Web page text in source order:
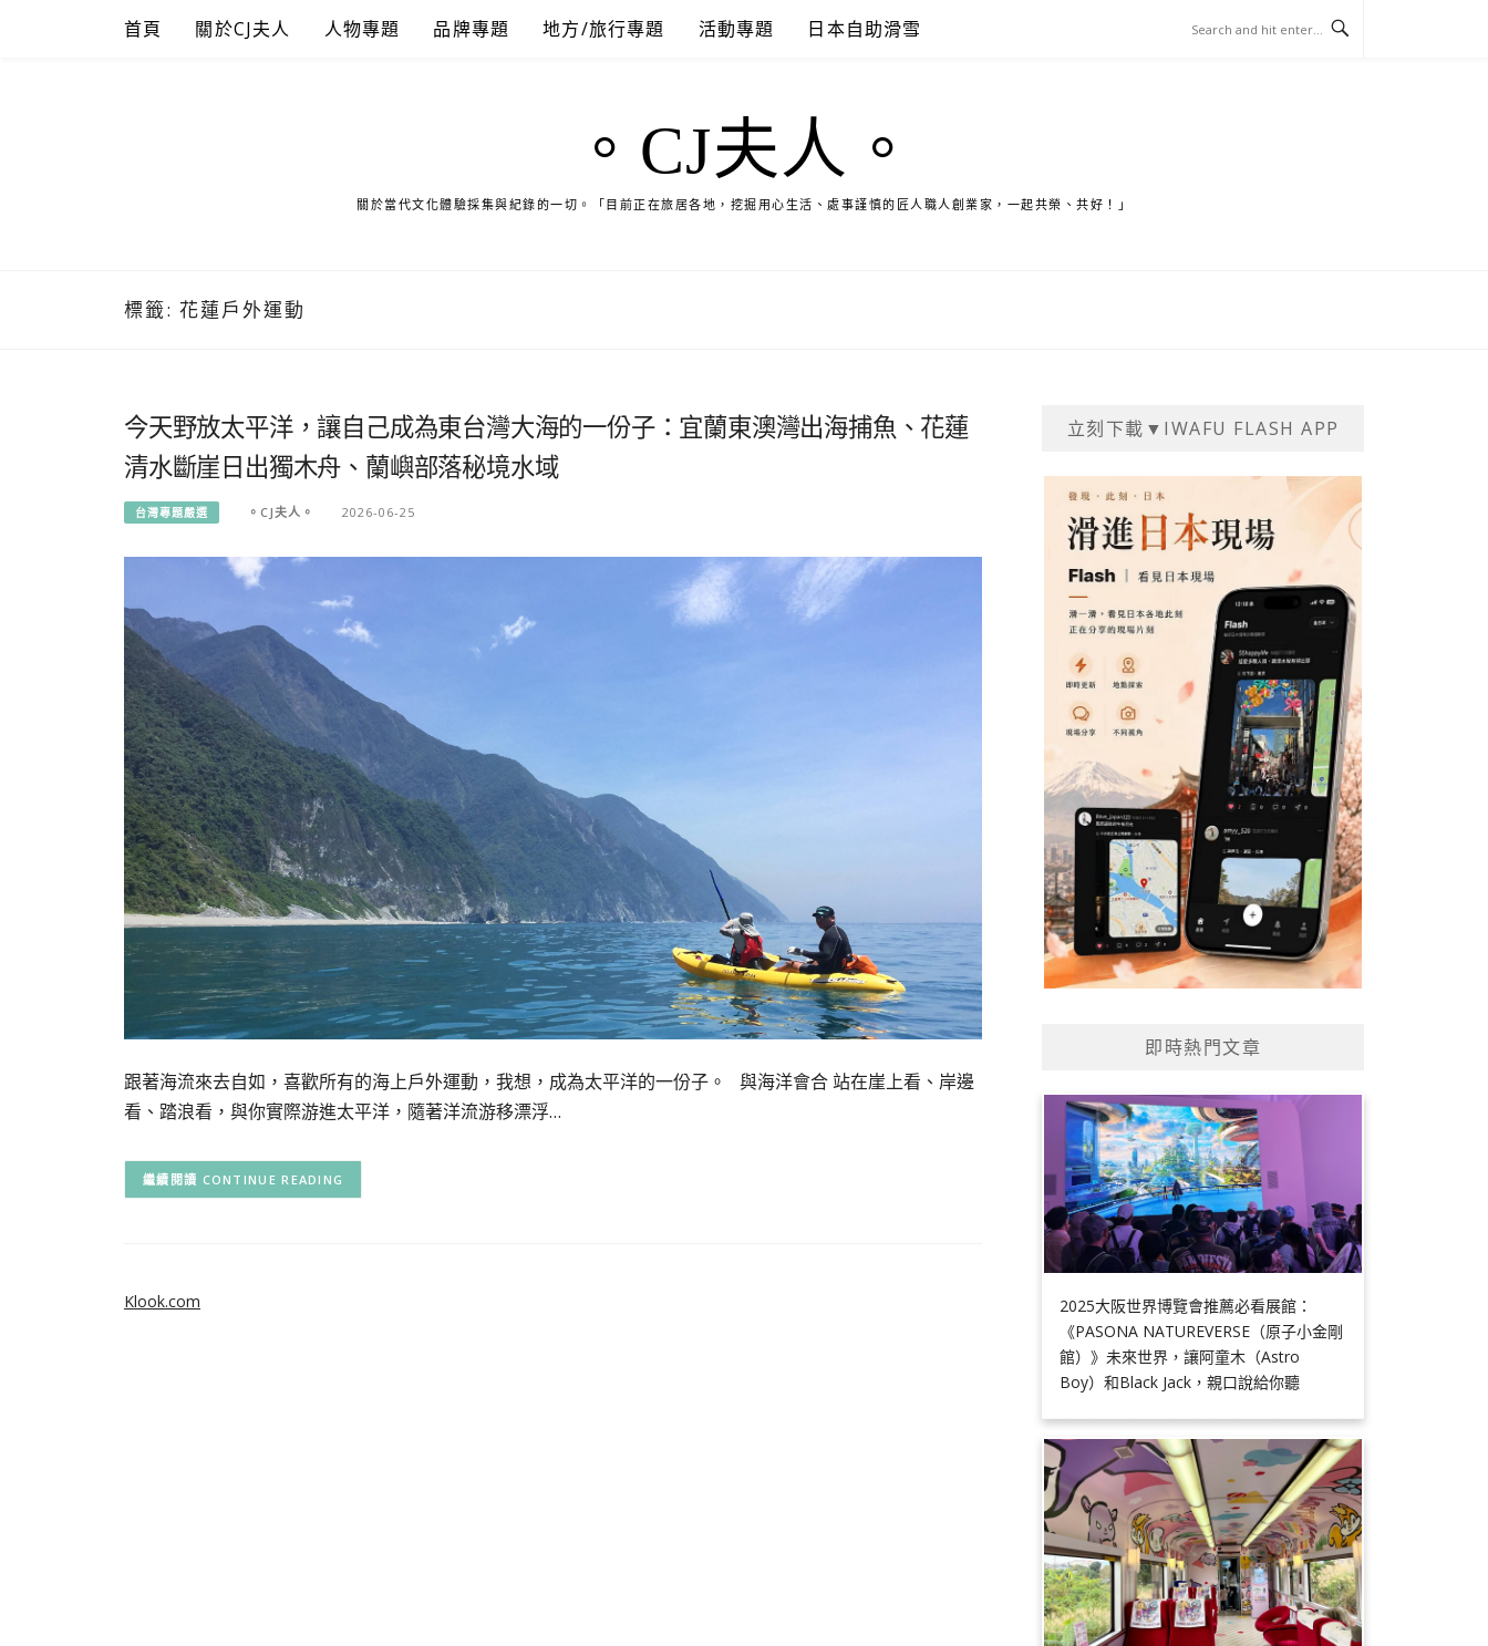
首頁 關於CJ夫人 人物專題 品牌專題 地方/旅行專題 活動專題 日本自助滑雪
。CJ夫人。
關於當代文化體驗採集與紀錄的一切。「目前正在旅居各地，挖掘用心生活、處事謹慎的匠人職人創業家，一起共榮、共好！」
標籤: 花蓮戶外運動
今天野放太平洋，讓自己成為東台灣大海的一份子：宜蘭東澳灣出海捕魚、花蓮
清水斷崖日出獨木舟、蘭嶼部落秘境水域
台灣專題嚴選 。CJ夫人。 2026-06-25
跟著海流來去自如，喜歡所有的海上戶外運動，我想，成為太平洋的一份子。 與海洋會合 站在崖上看、岸邊
看、踏浪看，與你實際游進太平洋，隨著洋流游移漂浮…
CONTINUE READING
立刻下載▼IWAFU FLASH APP
即時熱門文章
2025大阪世界博覽會推薦必看展館：
《PASONA NATUREVERSE（原子小金剛
館）》未來世界，讓阿童木（Astro
Boy）和Black Jack，親口說給你聽
Klook.com